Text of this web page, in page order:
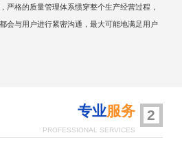
严格的质量管理体系惯穿整个生产经营过程，
会与用户进行紧密沟通，最大可能地满足用户
2
专业服务
PROFESSIONAL SERVICES